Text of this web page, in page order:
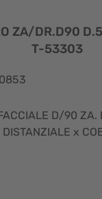
ZA/DR.D90
T-53303
D/90 ZA.
x